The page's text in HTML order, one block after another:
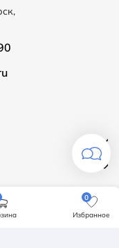
0
Избранное